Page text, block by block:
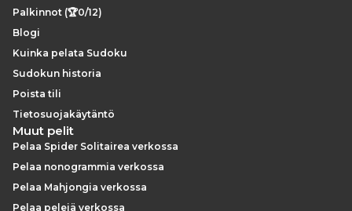
Palkinnot (🏆0/12)
Blogi
Kuinka pelata Sudoku
Sudokun historia
Poista tili
Tietosuojakäytäntö
Muut pelit
Pelaa Spider Solitairea verkossa
Pelaa nonogrammia verkossa
Pelaa Mahjongia verkossa
Pelaa pelejä verkossa